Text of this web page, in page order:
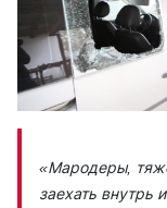
«Мародеры,
заехать внутрь